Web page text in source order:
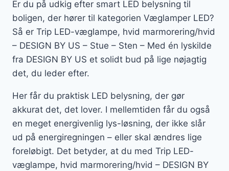
Er du på udkig efter smart LED belysning til
boligen, der hører til kategorien Væglamper LED?
Så er Trip LED-væglampe, hvid marmorering/hvid
– DESIGN BY US – Stue – Sten – Med én lyskilde
fra DESIGN BY US et solidt bud på lige nøjagtig
det, du leder efter.
Her får du praktisk LED belysning, der gør
akkurat det, det lover. I mellemtiden får du også
en meget energivenlig lys-løsning, der ikke slår
ud på energiregningen – eller skal ændres lige
foreløbigt. Det betyder, at du med Trip LED-
væglampe, hvid marmorering/hvid – DESIGN BY